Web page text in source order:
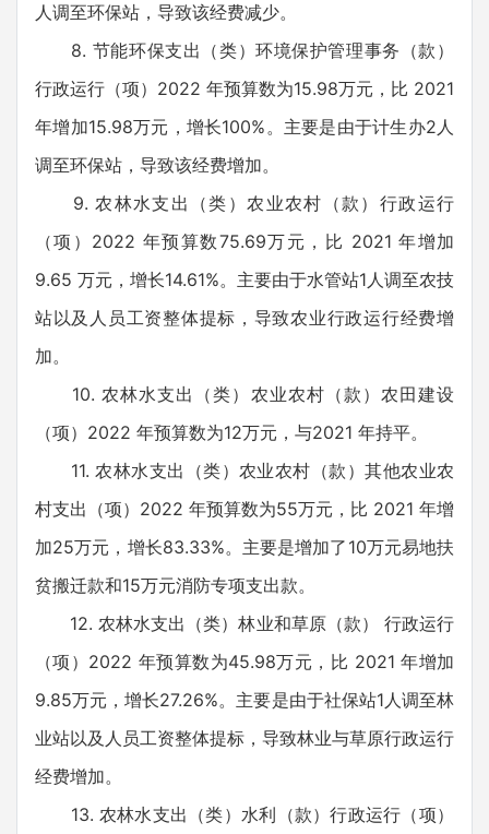
人调至环保站，导致该经费减少。
8. 节能环保支出（类）环境保护管理事务（款）
行政运行（项）2022 年预算数为15.98万元，比 2021
年增加15.98万元，增长100%。主要是由于计生办2人
调至环保站，导致该经费增加。
9. 农林水支出（类）农业农村（款）行政运行
（项）2022 年预算数75.69万元，比 2021 年增加
9.65 万元，增长14.61%。主要由于水管站1人调至农技
站以及人员工资整体提标，导致农业行政运行经费增
加。
10. 农林水支出（类）农业农村（款）农田建设
（项）2022 年预算数为12万元，与2021 年持平。
11. 农林水支出（类）农业农村（款）其他农业农
村支出（项）2022 年预算数为55万元，比 2021 年增
加25万元，增长83.33%。主要是增加了10万元易地扶
贫搬迁款和15万元消防专项支出款。
12. 农林水支出（类）林业和草原（款） 行政运行
（项）2022 年预算数为45.98万元，比 2021 年增加
9.85万元，增长27.26%。主要是由于社保站1人调至林
业站以及人员工资整体提标，导致林业与草原行政运行
经费增加。
13. 农林水支出（类）水利（款）行政运行（项）